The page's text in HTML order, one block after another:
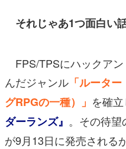
それじゃあ1つ面白
FPS/TPSにハックア
んだジャンル 「ルータ
グRPGの一種）」 を確
ダーランズ』 。その待望
が9月13日に発売される